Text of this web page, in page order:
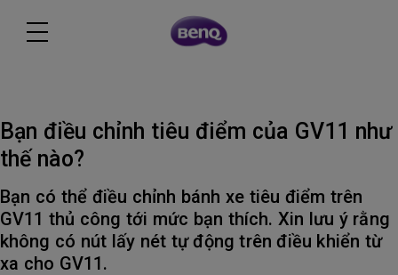
Bạn điều chỉnh tiêu điểm của GV11 như
thế nào?
Bạn có thể điều chỉnh bánh xe tiêu điểm trên
GV11 thủ công tới mức bạn thích. Xin lưu ý rằng
không có nút lấy nét tự động trên điều khiển từ
xa cho GV11.